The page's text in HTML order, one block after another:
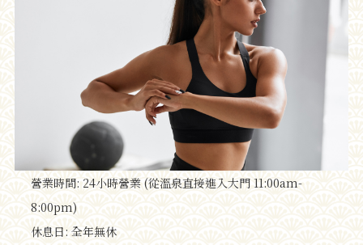
營業時間: 24小時營業 (從溫泉直接進入大門 11:00am-
8:00pm)
休息日: 全年無休